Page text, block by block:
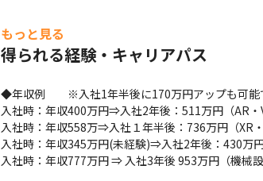
もっと見る
得られる経験・キャリアパス
◆年収例　　※入社1年半後に170万円アップも可能
入社時：年収400万円⇒入社2年後：511万円（AR・
入社時：年収558万⇒入社１年半後：736万円（XR・
入社時：年収345万円(未経験)⇒入社2年後：430万
入社時：年収777万円 ⇒ 入社3年後 953万円（機械設